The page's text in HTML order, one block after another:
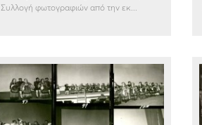
Συλλογή φωτογραφιών από την εκ...